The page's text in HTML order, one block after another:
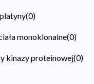
(0)
monoklonalne(0)
kinazy proteinowej(0)